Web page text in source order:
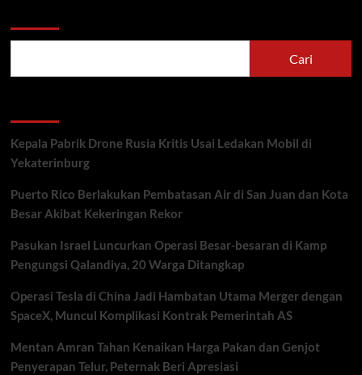
Cari
Kepala Pabrik Drone Rusia Kritis Usai Ledakan Mobil di
Yekaterinburg
Puerto Rico Berlakukan Pembatasan Air di San Juan dan Kota
Besar Akibat Kekeringan Rekor
Pasukan Israel Luncurkan Operasi Besar-besaran di Kamp
Pengungsi Qalandiya, 20 Warga Ditangkap
Operasi Tesla di China Jadi Hambatan Utama Merger dengan
SpaceX, Muncul Komplikasi Kontrak Pemerintah AS
Mentan Amran Tahan Kenaikan Harga Pakan dan Genjot
Penyerapan Telur, Peternak Beri Apresiasi